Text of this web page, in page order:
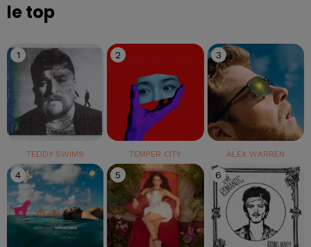
le top
1
TEDDY SWIMS
2
TEMPER CITY
3
ALEX WARREN
4 5 6